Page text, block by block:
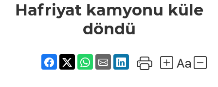
döndü
Hafriyat kamyonu küle
döndü